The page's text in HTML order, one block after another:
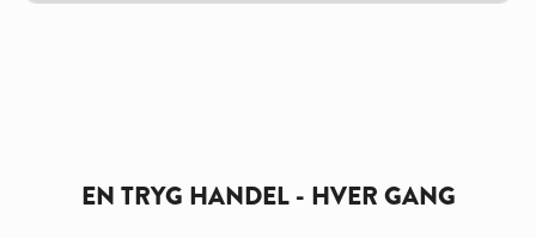
EN TRYG HANDEL - HVER GANG